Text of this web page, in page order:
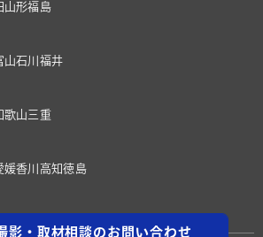
影・取材相談のお問い合わせ
山形福島
山石川 福井
歌山 三重
媛香川 高知徳島